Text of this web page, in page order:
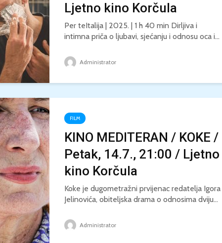
Ljetno kino Korčula
Per teItalija | 2025. | 1 h 40 min Dirljiva i
intimna priča o ljubavi, sjećanju i odnosu oca i...
Administrator
FILM
KINO MEDITERAN / KOKE /
Petak, 14.7., 21:00 / Ljetno
kino Korčula
Koke je dugometražni prvijenac redatelja Igora
Jelinovića, obiteljska drama o odnosima dviju...
Administrator